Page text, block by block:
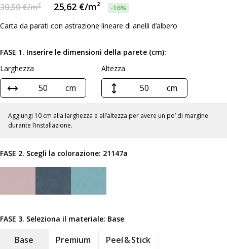
30,50€/m² 25,62 €/m² -16%
Carta da parati con astrazione lineare di anelli d’albero
FASE 1. Inserire le dimensioni della parete (cm):
Larghezza
cm
Altezza
cm
Aggiungi 10 cm alla larghezza e all’altezza per avere un po’ di margine
durante l’installazione.
FASE 2. Scegli la colorazione: 21147a
FASE 3. Seleziona il materiale: Base
Base Premium Peel & Stick